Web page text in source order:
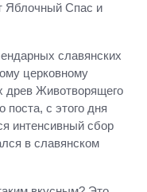
Яблочный Спас и
славянских
церковному
древ Животворящего
поста, с этого дня
интенсивный сбор
в славянском